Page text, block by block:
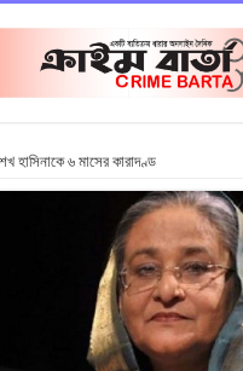
হাসিনাকে ৬ মাসের কারাদণ্ড